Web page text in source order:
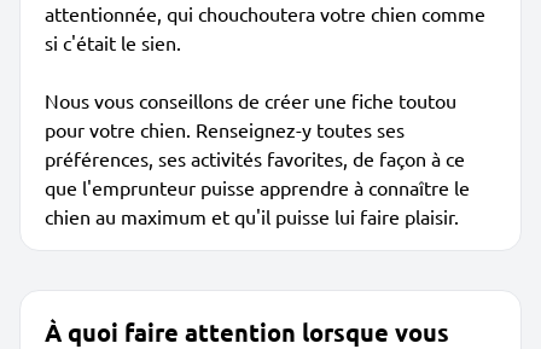
attentionnée, qui chouchoutera votre chien comme
si c'était le sien.
Nous vous conseillons de créer une fiche toutou
pour votre chien. Renseignez-y toutes ses
préférences, ses activités favorites, de façon à ce
que l'emprunteur puisse apprendre à connaître le
chien au maximum et qu'il puisse lui faire plaisir.
À quoi faire attention lorsque vous